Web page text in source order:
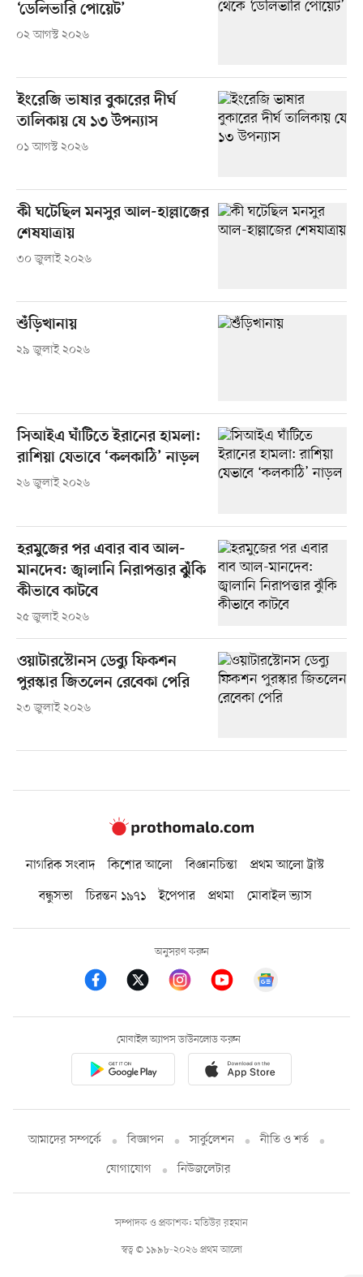
‘ডেলিভারি পোয়েট’
০২ আগস্ট ২০২৬
ইংরেজি ভাষার বুকারের দীর্ঘ
তালিকায় যে ১৩ উপন্যাস
০১ আগস্ট ২০২৬
কী ঘটেছিল মনসুর আল-হাল্লাজের
শেষযাত্রায়
৩০ জুলাই ২০২৬
শুঁড়িখানায়
২৯ জুলাই ২০২৬
সিআইএ ঘাঁটিতে ইরানের হামলা:
রাশিয়া যেভাবে ‘কলকাঠি’ নাড়ল
২৬ জুলাই ২০২৬
হরমুজের পর এবার বাব আল-
মানদেব: জ্বালানি নিরাপত্তার ঝুঁকি
কীভাবে কাটবে
২৫ জুলাই ২০২৬
ওয়াটারস্টোনস ডেব্যু ফিকশন
পুরস্কার জিতলেন রেবেকা পেরি
২৩ জুলাই ২০২৬
নাগরিক সংবাদ কিশোর আলো বিজ্ঞানচিন্তা
প্রথম আলো ট্রাস্ট
বন্ধুসভা
চিরন্তন ১৯৭১ ইপেপার প্রথমা মোবাইল ভ্যাস
অনুসরণ করুন
মোবাইল অ্যাপস ডাউনলোড করুন
আমাদের সম্পর্কে বিজ্ঞাপন সার্কুলেশন
নীতি ও শর্ত
যোগাযোগ
নিউজলেটার
স্বত্ব © ১৯৯৮-২০২৬ প্রথম আলো
সম্পাদক ও প্রকাশক: মতিউর রহমান